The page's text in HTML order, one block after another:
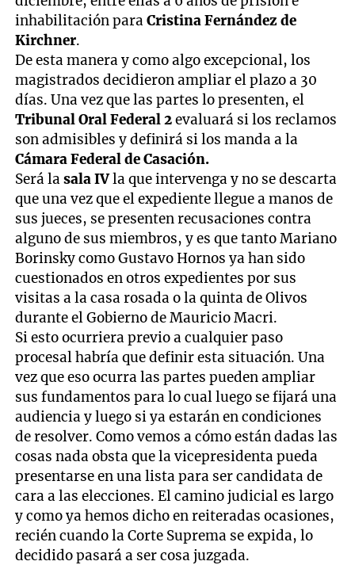
inhabilitación paraCristina Fernández de
Kirchner.
De esta manera y como algo excepcional, los
magistrados decidieron ampliar el plazo a 30
días. Una vez que las partes lo presenten, el
Tribunal Oral Federal 2evaluará si los reclamos
son admisibles y definirá si los manda a la
Cámara Federal de Casación.
Será lasala IVla que intervenga y no se descarta
que una vez que el expediente llegue a manos de
sus jueces, se presenten recusaciones contra
alguno de sus miembros, y es que tanto Mariano
Borinsky como Gustavo Hornos ya han sido
cuestionados en otros expedientes por sus
visitas a la casa rosada o la quinta de Olivos
durante el Gobierno de Mauricio Macri.
Si esto ocurriera previo a cualquier paso
procesal habría que definir esta situación. Una
vez que eso ocurra las partes pueden ampliar
sus fundamentos para lo cual luego se fijará una
audiencia y luego si ya estarán en condiciones
de resolver. Como vemos a cómo están dadas las
cosas nada obsta que la vicepresidenta pueda
presentarse en una lista para ser candidata de
cara a las elecciones. El camino judicial es largo
y como ya hemos dicho en reiteradas ocasiones,
recién cuando la Corte Suprema se expida, lo
decidido pasará a ser cosa juzgada.